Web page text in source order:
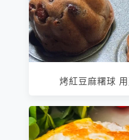
烤紅豆麻糬球